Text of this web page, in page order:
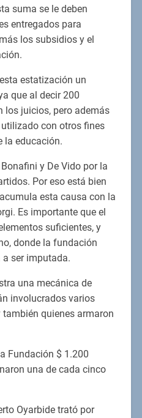
suma se le deben
entregados para
los subsidios y el
estatización un
que al decir 200
los juicios, pero además
con otros fines
la educación.
y De Vido por la
Por eso está bien
esta causa con la
Es importante que el
suficientes, y
donde la fundación
ser imputada.
una mecánica de
involucrados varios
quienes armaron
Fundación $ 1.200
una de cada cinco
Oyarbide trató por